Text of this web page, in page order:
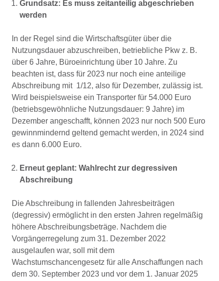
Grundsatz: Es muss zeitanteilig abgeschrieben
werden
In der Regel sind die Wirtschaftsgüter über die
Nutzungsdauer abzuschreiben, betriebliche Pkw z. B.
über 6 Jahre, Büroeinrichtung über 10 Jahre. Zu
beachten ist, dass für 2023 nur noch eine anteilige
Abschreibung mit 1/12, also für Dezember, zulässig ist.
Wird beispielsweise ein Transporter für 54.000 Euro
(betriebsgewöhnliche Nutzungsdauer: 9 Jahre) im
Dezember angeschafft, können 2023 nur noch 500 Euro
gewinnmindernd geltend gemacht werden, in 2024 sind
es dann 6.000 Euro.
Erneut geplant: Wahlrecht zur degressiven
Abschreibung
Die Abschreibung in fallenden Jahresbeiträgen
(degressiv) ermöglicht in den ersten Jahren regelmäßig
höhere Abschreibungsbeträge. Nachdem die
Vorgängerregelung zum 31. Dezember 2022
ausgelaufen war, soll mit dem
Wachstumschancengesetz für alle Anschaffungen nach
dem 30. September 2023 und vor dem 1. Januar 2025